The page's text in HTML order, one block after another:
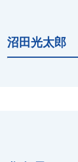
沼田光太郎